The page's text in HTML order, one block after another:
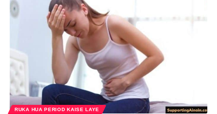
RUKA HUA PERIOD KAISE LAYE